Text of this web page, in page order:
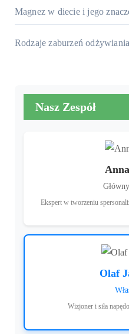
Magnez w diecie i jego
Rodzaje zaburzeń
Nasz Zespół
Ekspert w tworzeniu
Olaf
Wizjoner i siła